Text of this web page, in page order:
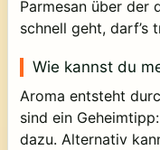
Parmesan über der
schnell geht, darf’s
Wie kannst du
Aroma entsteht
sind ein
dazu. Alternativ